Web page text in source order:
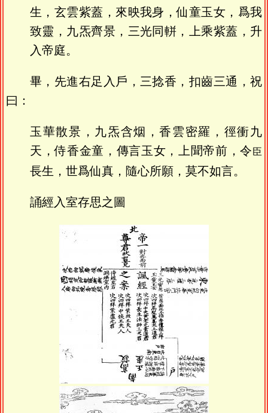
生，玄雲紫蓋，來映我身，仙童玉女，爲我
致靈，九炁齊景，三光同軿，上乘紫蓋，升
入帝庭。
畢，先進右足入戶，三捻香，扣齒三通，祝
曰：
玉華散景，九炁含烟，香雲密羅，徑衝九
天，侍香金童，傳言玉女，上聞帝前，令 臣
長生，世爲仙真，隨心所願，莫不如言。
誦經入室存思之圖